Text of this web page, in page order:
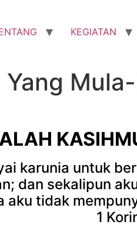
KEGIATAN
karunia untuk
dan sekalipun
aku tidak
1